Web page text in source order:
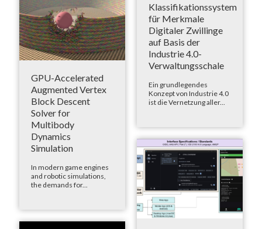
Klassifikationssystem
für Merkmale
Digitaler Zwillinge
auf Basis der
Industrie 4.0-
Verwaltungsschale
Ein grundlegendes
Konzept von Industrie 4.0
ist die Vernetzung aller...
GPU-Accelerated
Augmented Vertex
Block Descent
Solver for
Multibody
Dynamics
Simulation
In modern game engines
and robotic simulations,
the demands for...